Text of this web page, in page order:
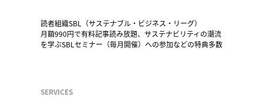
読者組織SBL（サステナブル・ビジネス・リーグ）
月額990円で有料記事読み放題、サステナビリティの潮流
を学ぶSBLセミナー（毎月開催）への参加などの特典多数
SERVICES